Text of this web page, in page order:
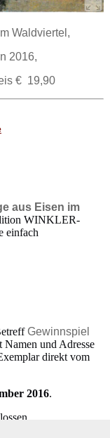
Waldviertel,
2016,
€ 19,90
aus Eisen im
WINKLER-
einfach
Gewinnspiel
Namen und Adresse
direkt vom
2016.